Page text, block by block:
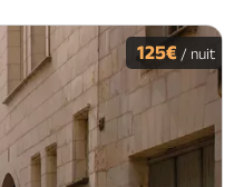
125€ / nuit